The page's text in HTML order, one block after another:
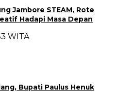
Jambore STEAM, Rote
Hadapi Masa Depan
WITA
Bupati Paulus Henuk